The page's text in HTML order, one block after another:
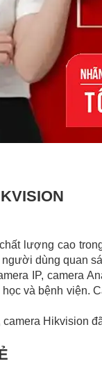
lượng cao
dùng quan
IP, camera
và bệnh viện.
Hikvision